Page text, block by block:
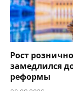
Рост
замедлился
реформы